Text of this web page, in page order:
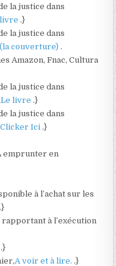
la justice dans
livre.}
la justice dans
(la couverture).
Amazon, Fnac, Cultura
la justice dans
Le livre.}
la justice dans
Clicker Ici.}
emprunter en
à l’achat sur les
à l’exécution
.}
A voir et à lire..}